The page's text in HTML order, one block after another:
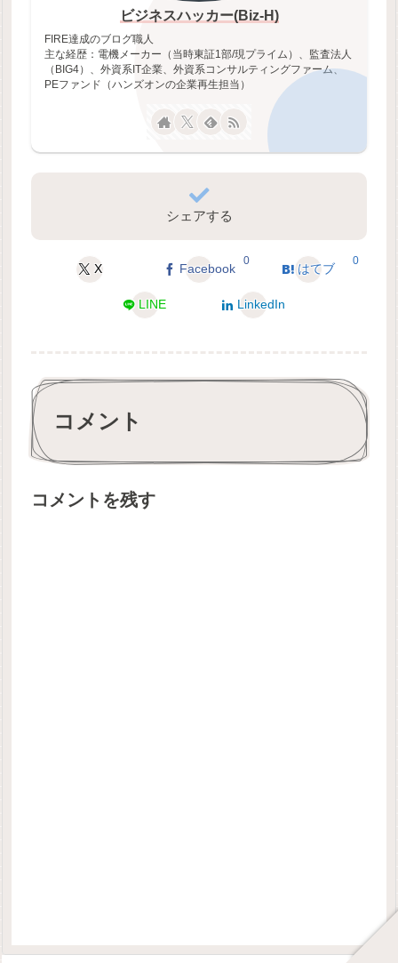
ビジネスハッカー(Biz-H)
FIRE達成のブログ職人
主な経歴：電機メーカー（当時東証1部/現プライム）、監査法人
（BIG4）、外資系IT企業、外資系コンサルティングファーム、
PEファンド（ハンズオンの企業再生担当）
シェアする
X Facebook
0
はてブ
0
LINE LinkedIn
コメント
コメントを残す